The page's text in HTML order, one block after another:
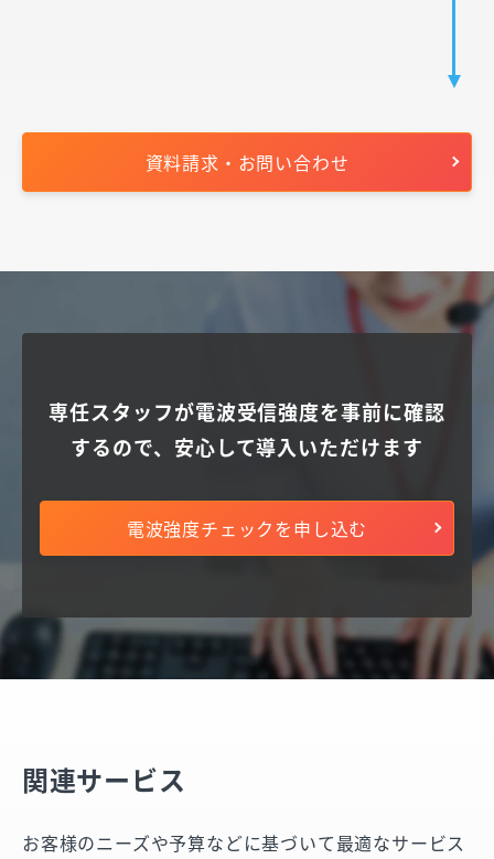
資料請求・お問い合わせ
専任スタッフが電波受信強度を事前に確認
するので、 安心して導入いただけます
電波強度チェックを申し込む
関連サービス
お客様のニーズや予算などに基づいて最適なサービス